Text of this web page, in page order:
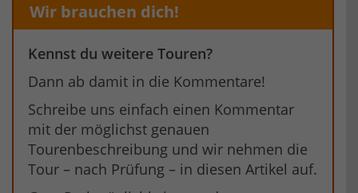
Wir brauchen dich!
Kennst du weitere Touren?
Dann ab damit in die Kommentare!
Schreibe uns einfach einen Kommentar
mit der möglichst genauen
Tourenbeschreibung und wir nehmen die
Tour – nach Prüfung – in diesen Artikel auf.